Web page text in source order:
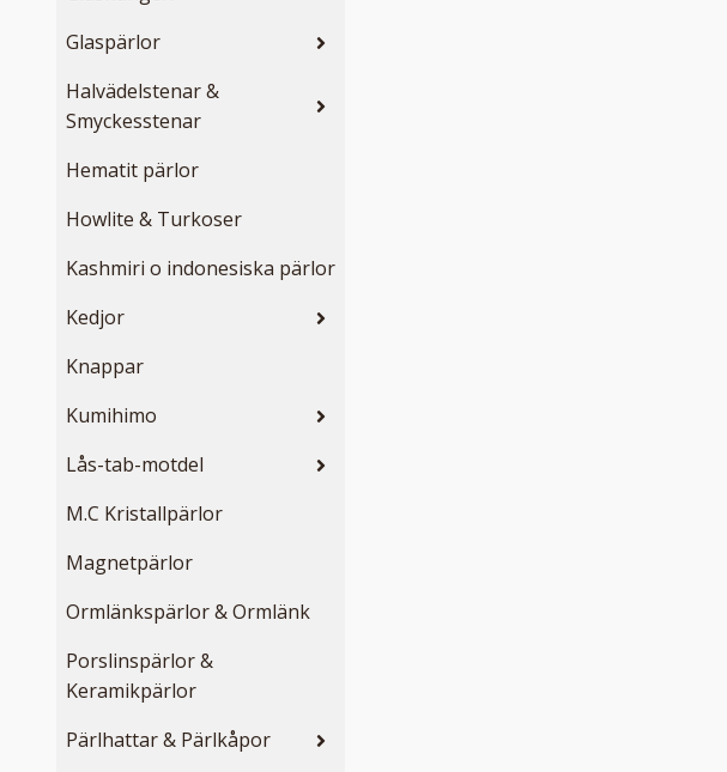
Glaspärlor
Halvädelstenar &
Smyckesstenar
Hematit pärlor
Howlite & Turkoser
Kashmiri o indonesiska pärlor
Kedjor
Knappar
Kumihimo
Lås-tab-motdel
M.C Kristallpärlor
Magnetpärlor
Ormlänkspärlor & Ormlänk
Porslinspärlor &
Keramikpärlor
Pärlhattar & Pärlkåpor